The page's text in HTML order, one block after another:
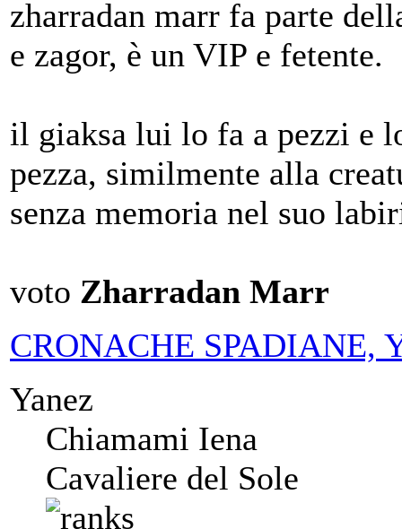
zharradan marr fa parte
e zagor, è un VIP e fetente.
il giaksa lui lo fa a pezzi e
pezza, similmente alla
senza memoria nel suo
voto Zharradan Marr
CRONACHE SPADIANE,
Yanez
Chiamami Iena
Cavaliere del Sole